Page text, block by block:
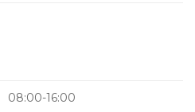
08:00-16:00